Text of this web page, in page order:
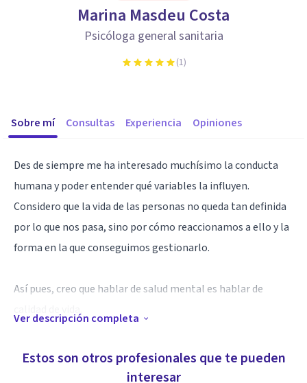
Marina Masdeu Costa
Psicóloga general sanitaria
(1)
Sobre mí Consultas Experiencia Opiniones
Des de siempre me ha interesado muchísimo la conducta
humana y poder entender qué variables la influyen.
Considero que la vida de las personas no queda tan definida
por lo que nos pasa, sino por cómo reaccionamos a ello y la
forma en la que conseguimos gestionarlo.
Así pues, creo que hablar de salud mental es hablar de
Estudié psicología, con mención en psicología clínica, en la
Universidad de Barcelona y posteriormente cursé el Máster
Ver descripción completa
Estos son otros profesionales que te pueden
interesar